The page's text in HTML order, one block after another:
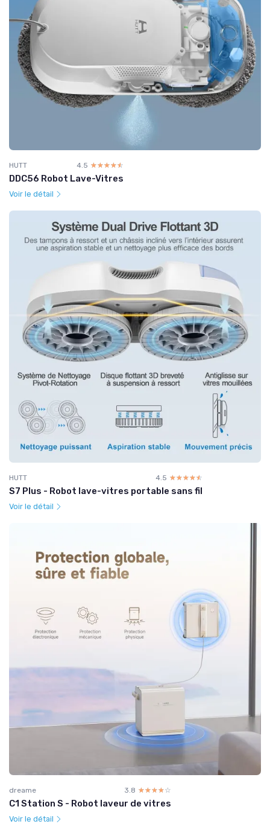
HUTT 4.5 ☆☆☆☆☆
★★★★★
DDC56 Robot Lave-Vitres
Voir le détail
HUTT 4.5 ☆☆☆☆☆
★★★★★
S7 Plus - Robot lave-vitres portable sans fil
Voir le détail
dreame 3.8 ☆☆☆☆☆
★★★★★
C1 Station S - Robot laveur de vitres
Voir le détail